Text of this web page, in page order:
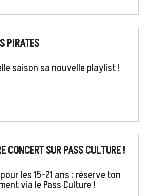
PIRATES
saison sa nouvelle playlist !
CONCERT SUR PASS CULTURE !
les 15-21 ans : réserve ton
via le Pass Culture !